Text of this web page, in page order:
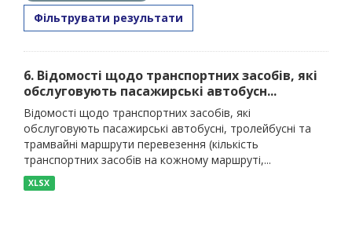
Фільтрувати результати
6. Відомості щодо транспортних засобів, які
обслуговують пасажирські автобусн...
Відомості щодо транспортних засобів, які
обслуговують пасажирські автобусні, тролейбусні та
трамвайні маршрути перевезення (кількість
транспортних засобів на кожному маршруті,...
XLSX